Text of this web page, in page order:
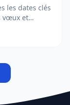
les dates clés
vœux et
phase
son